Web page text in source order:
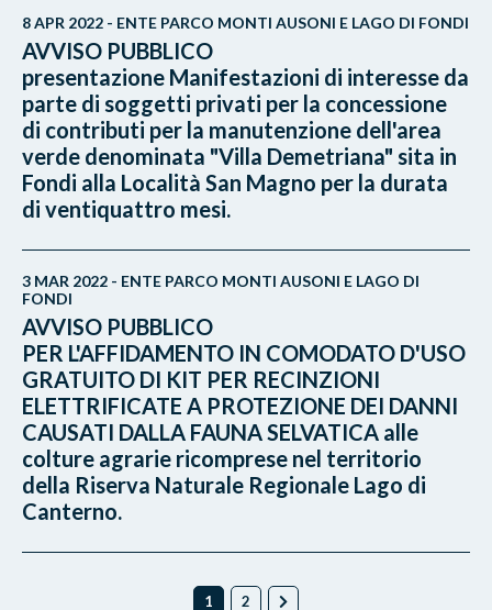
8 APR 2022 - ENTE PARCO MONTI AUSONI E LAGO DI FONDI
AVVISO PUBBLICO
presentazione Manifestazioni di interesse da
parte di soggetti privati per la concessione
di contributi per la manutenzione dell'area
verde denominata "Villa Demetriana" sita in
Fondi alla Località San Magno per la durata
di ventiquattro mesi.
3 MAR 2022 - ENTE PARCO MONTI AUSONI E LAGO DI
FONDI
AVVISO PUBBLICO
PER L'AFFIDAMENTO IN COMODATO D'USO
GRATUITO DI KIT PER RECINZIONI
ELETTRIFICATE A PROTEZIONE DEI DANNI
CAUSATI DALLA FAUNA SELVATICA alle
colture agrarie ricomprese nel territorio
della Riserva Naturale Regionale Lago di
Canterno.
1 2